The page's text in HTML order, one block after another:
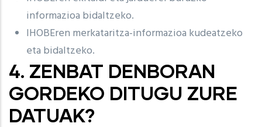
informazioa bidaltzeko.
IHOBEren merkataritza-informazioa kudeatzeko
eta bidaltzeko.
4. ZENBAT DENBORAN
GORDEKO DITUGU ZURE
DATUAK?